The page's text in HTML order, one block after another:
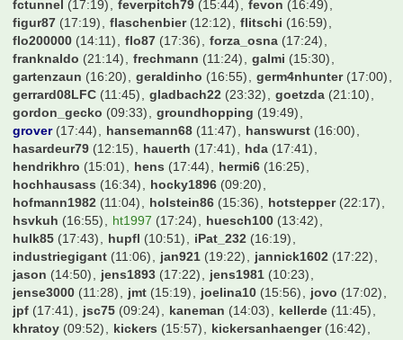
bazihugo(17:08) becks589(17:01) ben1893(12:44)
benemil(23:39) bensin(17:18) billyboy(16:40)
blackfire7 (13:00) blomblom(00:24) bluewave(11:48)
bodo-rudwaleit(00:30) borusse1909(17:20)
borussengunner(15:55) brazzo1985(15:38)
btother0ck(16:34) buddybs(09:15) bumbum70(16:09)
burki89(17:36) bvbmg11(14:55) c.eic(15:07)
carovigno1(21:40) cello1971 (14:19) chicken(17:26)
chris1(11:30) chris_what(15:40) chrissi98(15:05)
cibby(22:48) ck1(17:42) claymore(10:16)
cloudprince(13:51) coasterrel(16:35) currywurst
dari_1610(20:00) davidw95(12:31) der Marten(12:26)
derbesuch(13:59) derhubbe(17:24) diegogrande10
diemai(15:18) dietmar123(17:22) dome3107(17:01)
domme1de(14:05) domrum(16:16) donaldo2k(14:59)
drbahn(16:42) dresdner(12:42) drharrym(17:01)
dudelsack (07:10) e-herd(17:25) edde78(16:37)
effzeh(16:24) el-barto71 (17:20) eltren(17:08) erwin(16:33)
esku(15:36) eugen(17:43) fabian17(10:51)